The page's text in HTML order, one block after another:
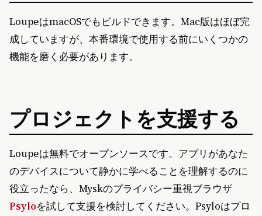
LoupeはmacOSでもビルドできます。Mac版はほぼ完
成していますが、本番環境で使用する前にいくつかの
機能を磨く必要があります。
プロジェクトを支援する
Loupeは無料でオープンソースです。アプリがあなた
のデバイスについて静かに学べることを理解するのに
役立ったなら、Myskのプライバシー重視ブラウザ
Psyloを試して支援を検討してください。Psyloはプロ